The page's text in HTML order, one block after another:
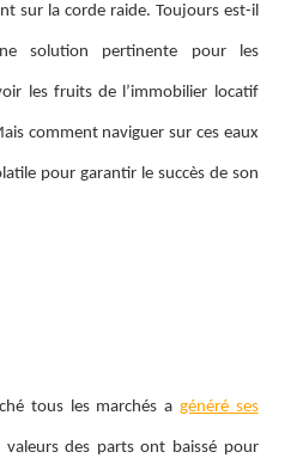
sur la corde raide. Toujours est-il
solution pertinente pour les
les fruits de l’immobilier locatif
comment naviguer sur ces eaux
pour garantir le succès de son
tous les marchés a généré ses
valeurs des parts ont baissé pour